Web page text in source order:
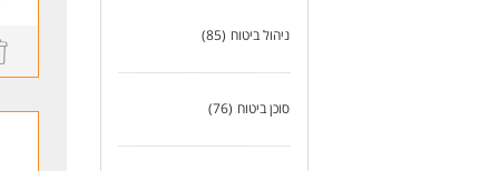
ניהול ביטוח (85)
סוכן ביטוח (76)
-
-